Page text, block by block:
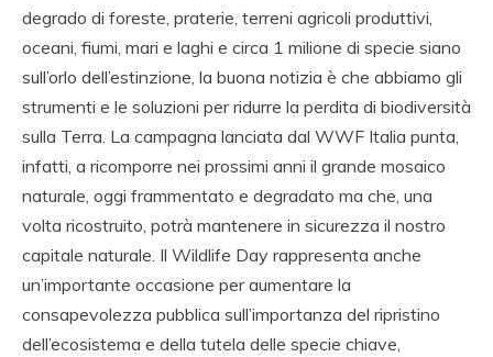
degrado di foreste, praterie, terreni agricoli produttivi,
oceani, fiumi, mari e laghi e circa 1 milione di specie siano
sull’orlo dell’estinzione, la buona notizia è che abbiamo gli
strumenti e le soluzioni per ridurre la perdita di biodiversità
sulla Terra. La campagna lanciata dal WWF Italia punta,
infatti, a ricomporre nei prossimi anni il grande mosaico
naturale, oggi frammentato e degradato ma che, una
volta ricostruito, potrà mantenere in sicurezza il nostro
capitale naturale. Il Wildlife Day rappresenta anche
un’importante occasione per aumentare la
consapevolezza pubblica sull’importanza del ripristino
dell’ecosistema e della tutela delle specie chiave,